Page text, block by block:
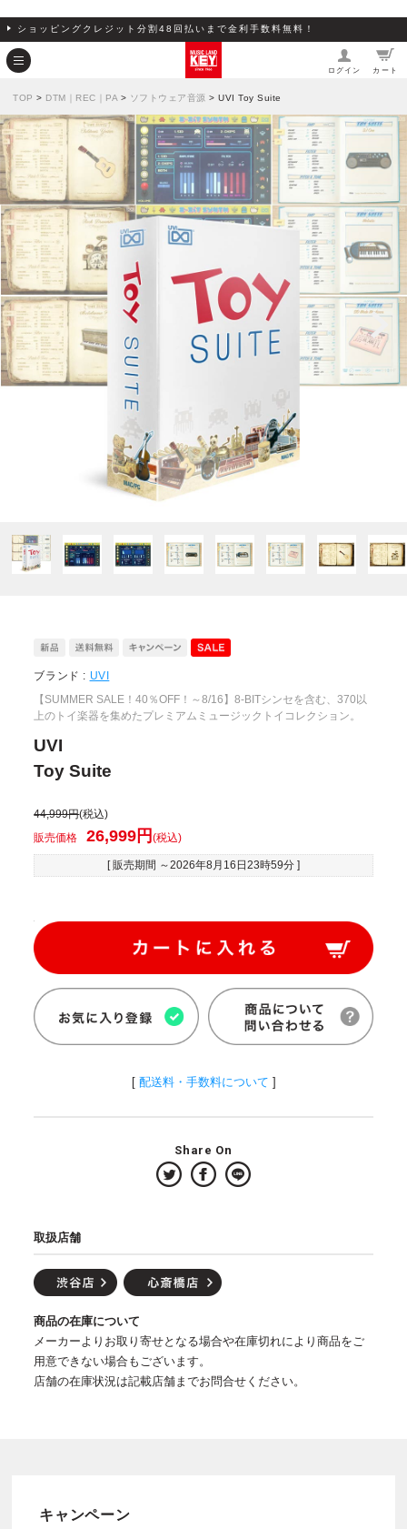
ショッピングクレジット分割48回払いまで金利手数料無料！
ログイン カート
TOP > DTM｜REC｜PA > ソフトウェア音源 > UVI Toy Suite
ブランド : UVI
【SUMMER SALE！40％OFF！～8/16】8-BITシンセを含む、370以
上のトイ楽器を集めたプレミアムミュージックトイコレクション。
UVI
Toy Suite
44,999円(税込)
販売価格
26,999円(税込)
[ 販売期間 ～2026年8月16日23時59分 ]
[ 配送料・手数料について ]
Share On
取扱店舗
商品の在庫について
メーカーよりお取り寄せとなる場合や在庫切れにより商品をご
用意できない場合もございます。
店舗の在庫状況は記載店舗までお問合せください。
キャンペーン